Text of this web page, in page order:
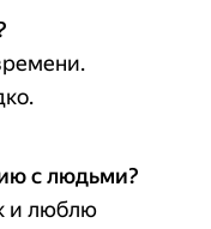
с людьми?
и люблю